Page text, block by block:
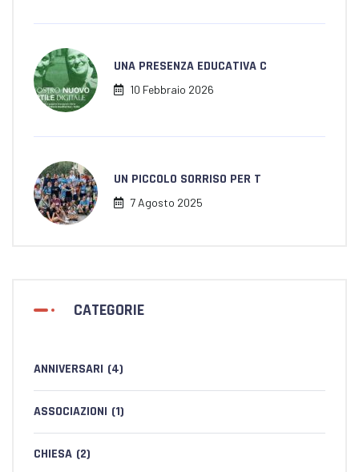
UNA PRESENZA EDUCATIVA C
10 Febbraio 2026
UN PICCOLO SORRISO PER T
7 Agosto 2025
CATEGORIE
ANNIVERSARI (4)
ASSOCIAZIONI (1)
CHIESA (2)